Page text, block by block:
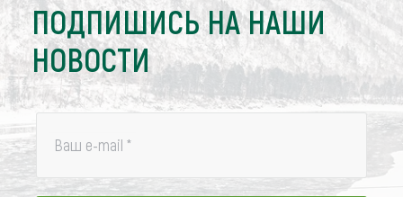
ПОДПИШИСЬ НА НАШИ
НОВОСТИ
Ваш e-mail *